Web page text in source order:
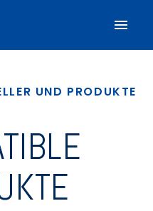
UND PRODUKTE